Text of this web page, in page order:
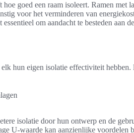
goed een raam isoleert. Ramen met
voor het verminderen van
om aandacht te besteden aan
hun eigen isolatie effectiviteit
isolatie door hun ontwerp en de
U-waarde kan aanzienlijke voordelen